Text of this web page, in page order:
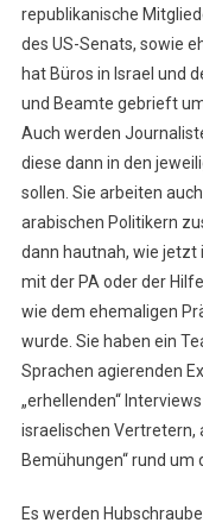
republikanische
des US-Senats, sowie
hat Büros in Israel und
und Beamte gebrieft
Auch werden
diese dann in den
sollen. Sie arbeiten
arabischen Politikern
dann hautnah, wie jetzt
mit der PA oder der
wie dem ehemaligen
wurde. Sie haben ein
Sprachen agierenden
„erhellenden“
israelischen Vertretern,
Bemühungen“ rund um
Es werden